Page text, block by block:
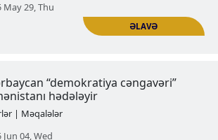
2024 Nov 13, Wed
Varşavada azərbaycan “mədəni
axtarışı